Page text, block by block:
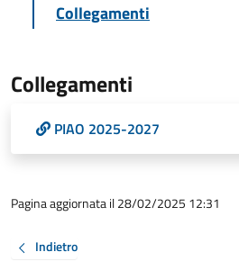
Collegamenti
Collegamenti
PIAO 2025-2027
Pagina aggiornata il 28/02/2025 12:31
Indietro